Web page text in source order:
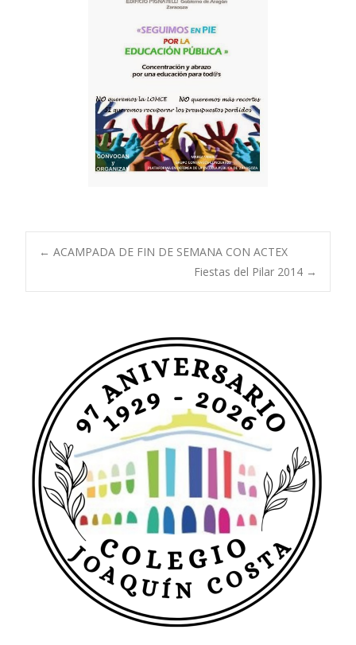
Navegación
entradas
← ACAMPADA DE FIN DE SEMANA CON ACTEX
Fiestas del Pilar 2014 →